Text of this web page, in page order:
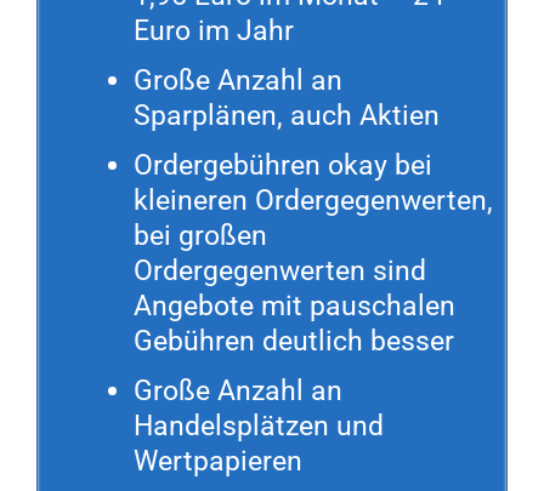
Euro im Jahr
Große Anzahl an
Sparplänen, auch Aktien
Ordergebühren okay bei
kleineren Ordergegenwerten,
bei großen
Ordergegenwerten sind
Angebote mit pauschalen
Gebühren deutlich besser
Große Anzahl an
Handelsplätzen und
Wertpapieren